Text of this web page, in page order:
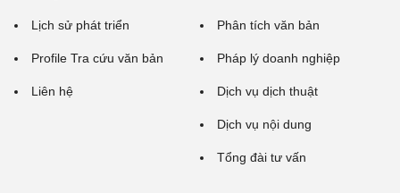
Lịch sử phát triển
Profile Tra cứu văn bản
Liên hệ
Phân tích văn bản
Pháp lý doanh nghiệp
Dịch vụ dịch thuật
Dịch vụ nội dung
Tổng đài tư vấn